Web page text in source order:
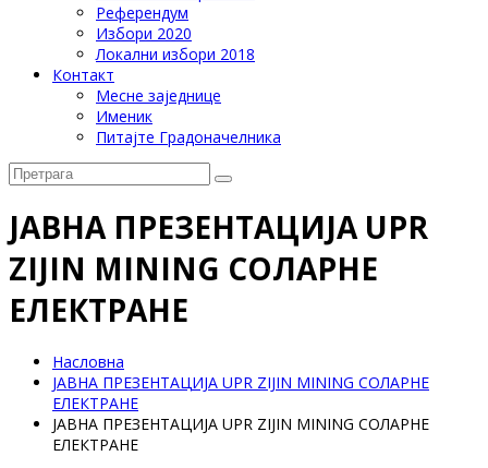
Референдум
Избори 2020
Локални избори 2018
Контакт
Месне заједнице
Именик
Питајте Градоначелника
ЈАВНА ПРЕЗЕНТАЦИЈА UPR
ZIJIN MINING СОЛАРНЕ
ЕЛЕКТРАНЕ
Насловна
ЈАВНА ПРЕЗЕНТАЦИЈА UPR ZIJIN MINING СОЛАРНЕ
ЕЛЕКТРАНЕ
ЈАВНА ПРЕЗЕНТАЦИЈА UPR ZIJIN MINING СОЛАРНЕ
ЕЛЕКТРАНЕ